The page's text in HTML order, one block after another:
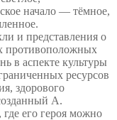
начало — тёмное,
и представления о
противоположных
в аспекте культуры
ресурсов
здорового
А.
его героя можно